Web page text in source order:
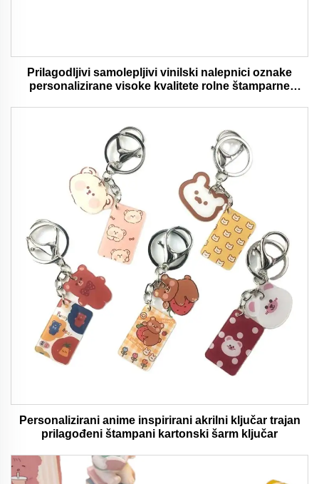
Prilagodljivi samolepljivi vinilski nalepnici oznake
personalizirane visoke kvalitete rolne štamparne
Personalizirani anime inspirirani akrilni ključar trajan
prilagođeni štampani kartonski šarm ključar